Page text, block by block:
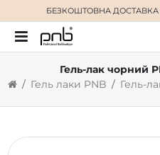
БЕЗКОШТОВНА ДОСТАВКА
Гель лаки PNB